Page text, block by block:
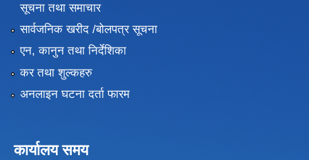
सूचना तथा समाचार
सार्वजनिक खरीद /बोलपत्र सूचना
एन, कानुन तथा निर्देशिका
कर तथा शुल्कहरु
अनलाइन घटना दर्ता फारम
कार्यालय समय